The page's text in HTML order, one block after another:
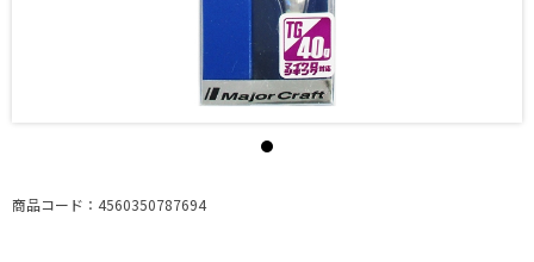
商品コード：4560350787694